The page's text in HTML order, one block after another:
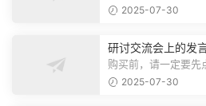
注，精彩模板每天推
2025-07-30
研讨交流会上的发
为纲,推动巡察工作
购买前，请一定要先
注，精彩模板每天推
2025-07-30